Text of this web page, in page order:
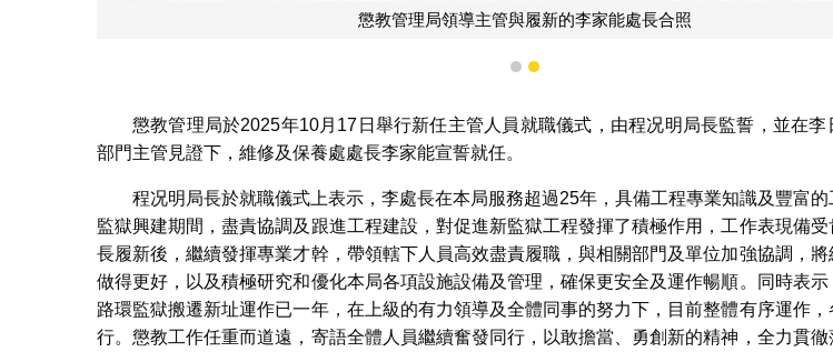
懲教管理局領導主管與履新的李家能處長合照
1 2
懲教管理局於2025年10月17日舉行新任主管人員就職儀式，由程况明局長監誓，並在李
部門主管見證下，維修及保養處處長李家能宣誓就任。
程况明局長於就職儀式上表示，李處長在本局服務超過25年，具備工程專業知識及豐富
監獄興建期間，盡責協調及跟進工程建設，對促進新監獄工程發揮了積極作用，工作表現備
長履新後，繼續發揮專業才幹，帶領轄下人員高效盡責履職，與相關部門及單位加強協調，
做得更好，以及積極研究和優化本局各項設施設備及管理，確保更安全及運作暢順。同時表示
路環監獄搬遷新址運作已一年，在上級的有力領導及全體同事的努力下，目前整體有序運作
行。懲教工作任重而道遠，寄語全體人員繼續奮發同行，以敢擔當、勇創新的精神，全力貫徹